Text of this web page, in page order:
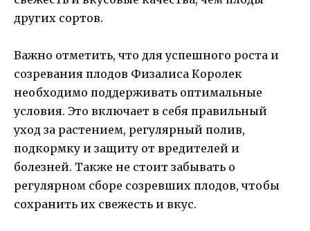
других сортов.
Важно отметить, что для успешного роста и
созревания плодов Физалиса Королек
необходимо поддерживать оптимальные
условия. Это включает в себя правильный
уход за растением, регулярный полив,
подкормку и защиту от вредителей и
болезней. Также не стоит забывать о
регулярном сборе созревших плодов, чтобы
сохранить их свежесть и вкус.